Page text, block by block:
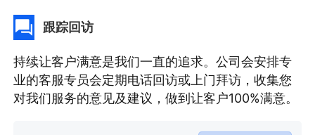
跟踪回访
持续让客户满意是我们一直的追求。公司会安排专
业的客服专员会定期电话回访或上门拜访，收集您
对我们服务的意见及建议，做到让客户100%满意。